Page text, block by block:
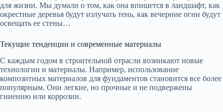
для жизни. Мы думали о том, как она впишется в ландшафт, как
окрестные деревья будут излучать тень, как вечерние огни будут
освещать ее стены…
Текущие тенденции и современные материалы
С каждым годом в строительной отрасли возникают новые
технологии и материалы. Например, использование
композитных материалов для фундаментов становится все более
популярным. Они легкие, но прочные и не подвержены
гниению или коррозии.